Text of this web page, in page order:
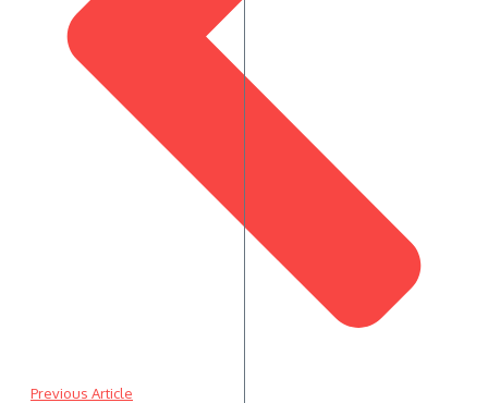
Previous Article